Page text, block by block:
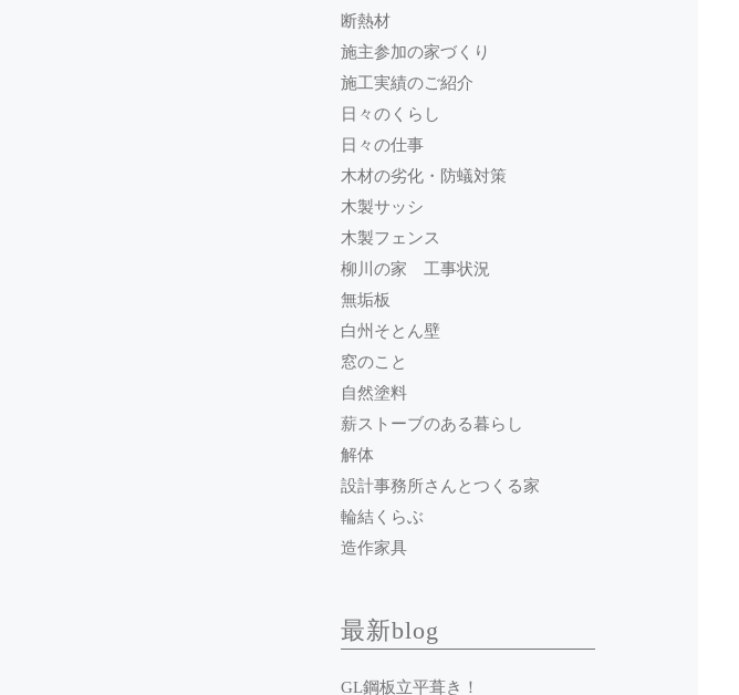
断熱材
施主参加の家づくり
施工実績のご紹介
日々のくらし
日々の仕事
木材の劣化・防蟻対策
木製サッシ
木製フェンス
柳川の家 工事状況
無垢板
白州そとん壁
窓のこと
自然塗料
薪ストーブのある暮らし
解体
設計事務所さんとつくる家
輪結くらぶ
造作家具
最新blog
GL鋼板立平葺き！